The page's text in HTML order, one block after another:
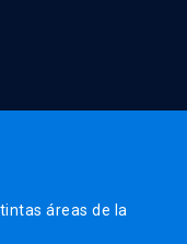
áreas de la